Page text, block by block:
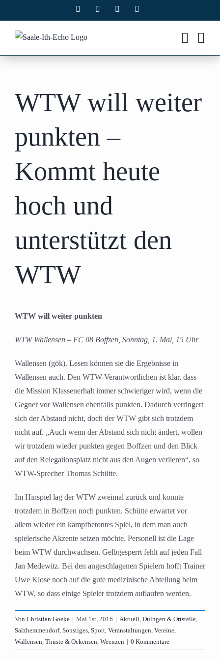
Inhalt
springen
Facebook Instagram
WTW will weiter
punkten –
Kommt heute
hoch und
unterstützt den
WTW
WTW will weiter punkten
WTW Wallensen – FC 08 Boffzen, Sonntag, 1. Mai, 15 Uhr
Wallensen (gök). Lesen können sie die Ergebnisse in
Wallensen auch. Den WTW-Verantwortlichen ist klar, dass
die Mission Klassenerhalt immer schwieriger wird, wenn die
Gegner vor Wallensen ebenfalls punkten. Dadurch verringert
sich der Abstand nicht, doch der WTW gibt sich trotzdem
nicht auf. „Auch wenn der Abstand sich nicht ändert, wollen
wir trotzdem wieder punkten gegen Boffzen und den Blick
auf den Relegationsplatz nicht aus den Augen verlieren“, so
WTW-Sprecher Thomas Schütte.
Im Hinspiel lag der WTW zweimal zurück und konnte
trotzdem in Boffzen noch punkten. Schütte erwartet vor
allem wieder ein kampfbetontes Spiel, in dem man auch
spielerische Akzente setzen möchte. Personell ist die Lage
beim WTW durchwachsen. Gelbgesperrt fehlt auf jeden Fall
Jan Medewitz. Bei den angeschlagenen Spielern hofft Trainer
Uwe Klose noch auf die gute medizinische Abteilung beim
WTW, so dass einige Spieler trotzdem auflaufen werden.
Von Christian Goeke | Mai 1st, 2016 | Aktuell, Duingen & Ortsteile,
Salzhemmendorf, Sonstiges, Sport, Veranstaltungen, Vereine,
Wallensen, Thüste & Ockensen, Weenzen | 0 Kommentare